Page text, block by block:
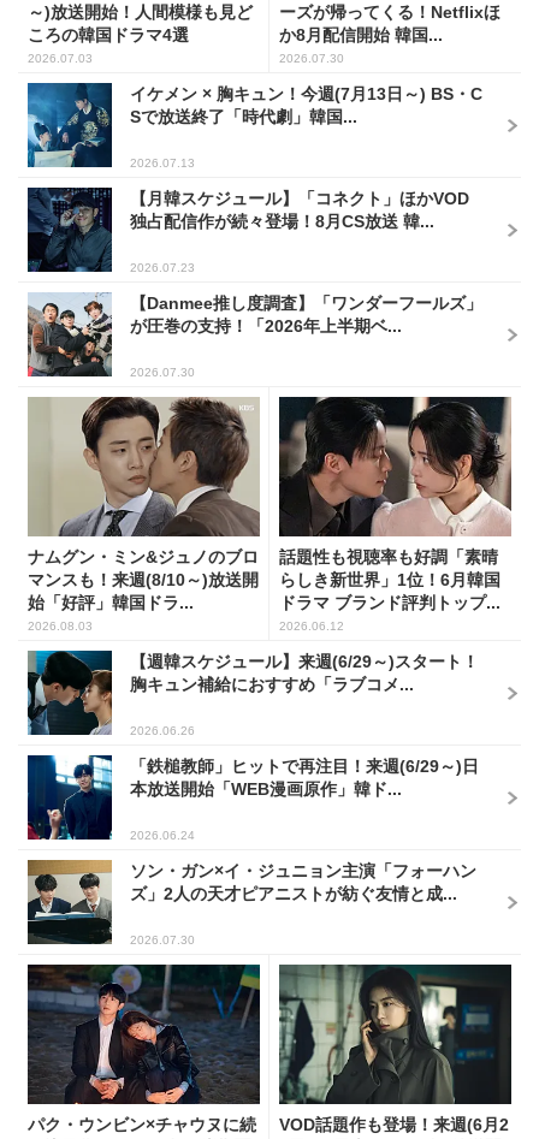
～)放送開始！人間模様も見ど
ころの韓国ドラマ4選
2026.07.03
ーズが帰ってくる！Netflixほ
か8月配信開始 韓国...
2026.07.30
イケメン × 胸キュン！今週(7月13日～) BS・C
Sで放送終了「時代劇」韓国...
2026.07.13
【月韓スケジュール】「コネクト」ほかVOD
独占配信作が続々登場！8月CS放送 韓...
2026.07.23
【Danmee推し度調査】「ワンダーフールズ」
が圧巻の支持！「2026年上半期ベ...
2026.07.30
ナムグン・ミン&ジュノのブロ
マンスも！来週(8/10～)放送開
始「好評」韓国ドラ...
2026.08.03
話題性も視聴率も好調「素晴
らしき新世界」1位！6月韓国
ドラマ ブランド評判トップ...
2026.06.12
【週韓スケジュール】来週(6/29～)スタート！
胸キュン補給におすすめ「ラブコメ...
2026.06.26
「鉄槌教師」ヒットで再注目！来週(6/29～)日
本放送開始「WEB漫画原作」韓ド...
2026.06.24
ソン・ガン×イ・ジュニョン主演「フォーハン
ズ」2人の天才ピアニストが紡ぐ友情と成...
2026.07.30
パク・ウンビン×チャウヌに続
VOD話題作も登場！来週(6月2